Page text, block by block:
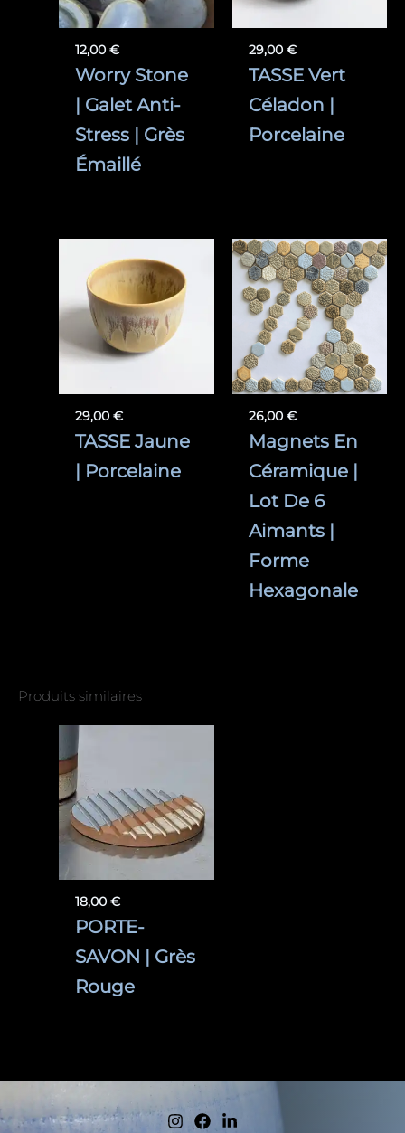
12,00 €
Worry Stone
| Galet Anti-
Stress | Grès
Émaillé
29,00 €
TASSE Vert
Céladon |
Porcelaine
29,00 €
TASSE Jaune
| Porcelaine
26,00 €
Magnets En
Céramique |
Lot De 6
Aimants |
Forme
Hexagonale
Produits similaires
18,00 €
PORTE-
SAVON | Grès
Rouge